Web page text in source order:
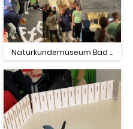
Naturkundemuseum Bad